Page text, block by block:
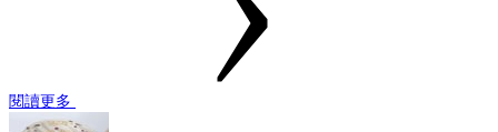
閱讀更多